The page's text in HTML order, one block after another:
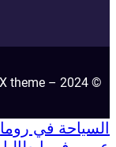
© 2024 – FastX theme
السياحة في روما